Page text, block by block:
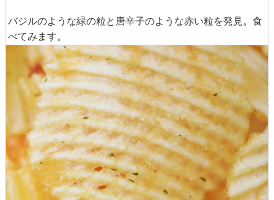
バジルのような緑の粒と唐辛子のような赤い粒を発見。食
べてみます。